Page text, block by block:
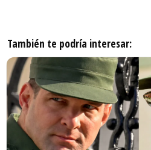
También te podría interesar: